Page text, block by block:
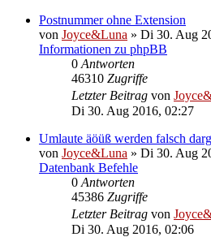
Postnummer ohne Extension
von Joyce&Luna » Di 30. Aug
Informationen zu phpBB
0 Antworten
46310 Zugriffe
Letzter Beitrag von
Di 30. Aug 2016, 02:27
Umlaute äöüß werden falsch
von Joyce&Luna » Di 30. Aug
Datenbank Befehle
0 Antworten
45386 Zugriffe
Letzter Beitrag von
Di 30. Aug 2016, 02:06